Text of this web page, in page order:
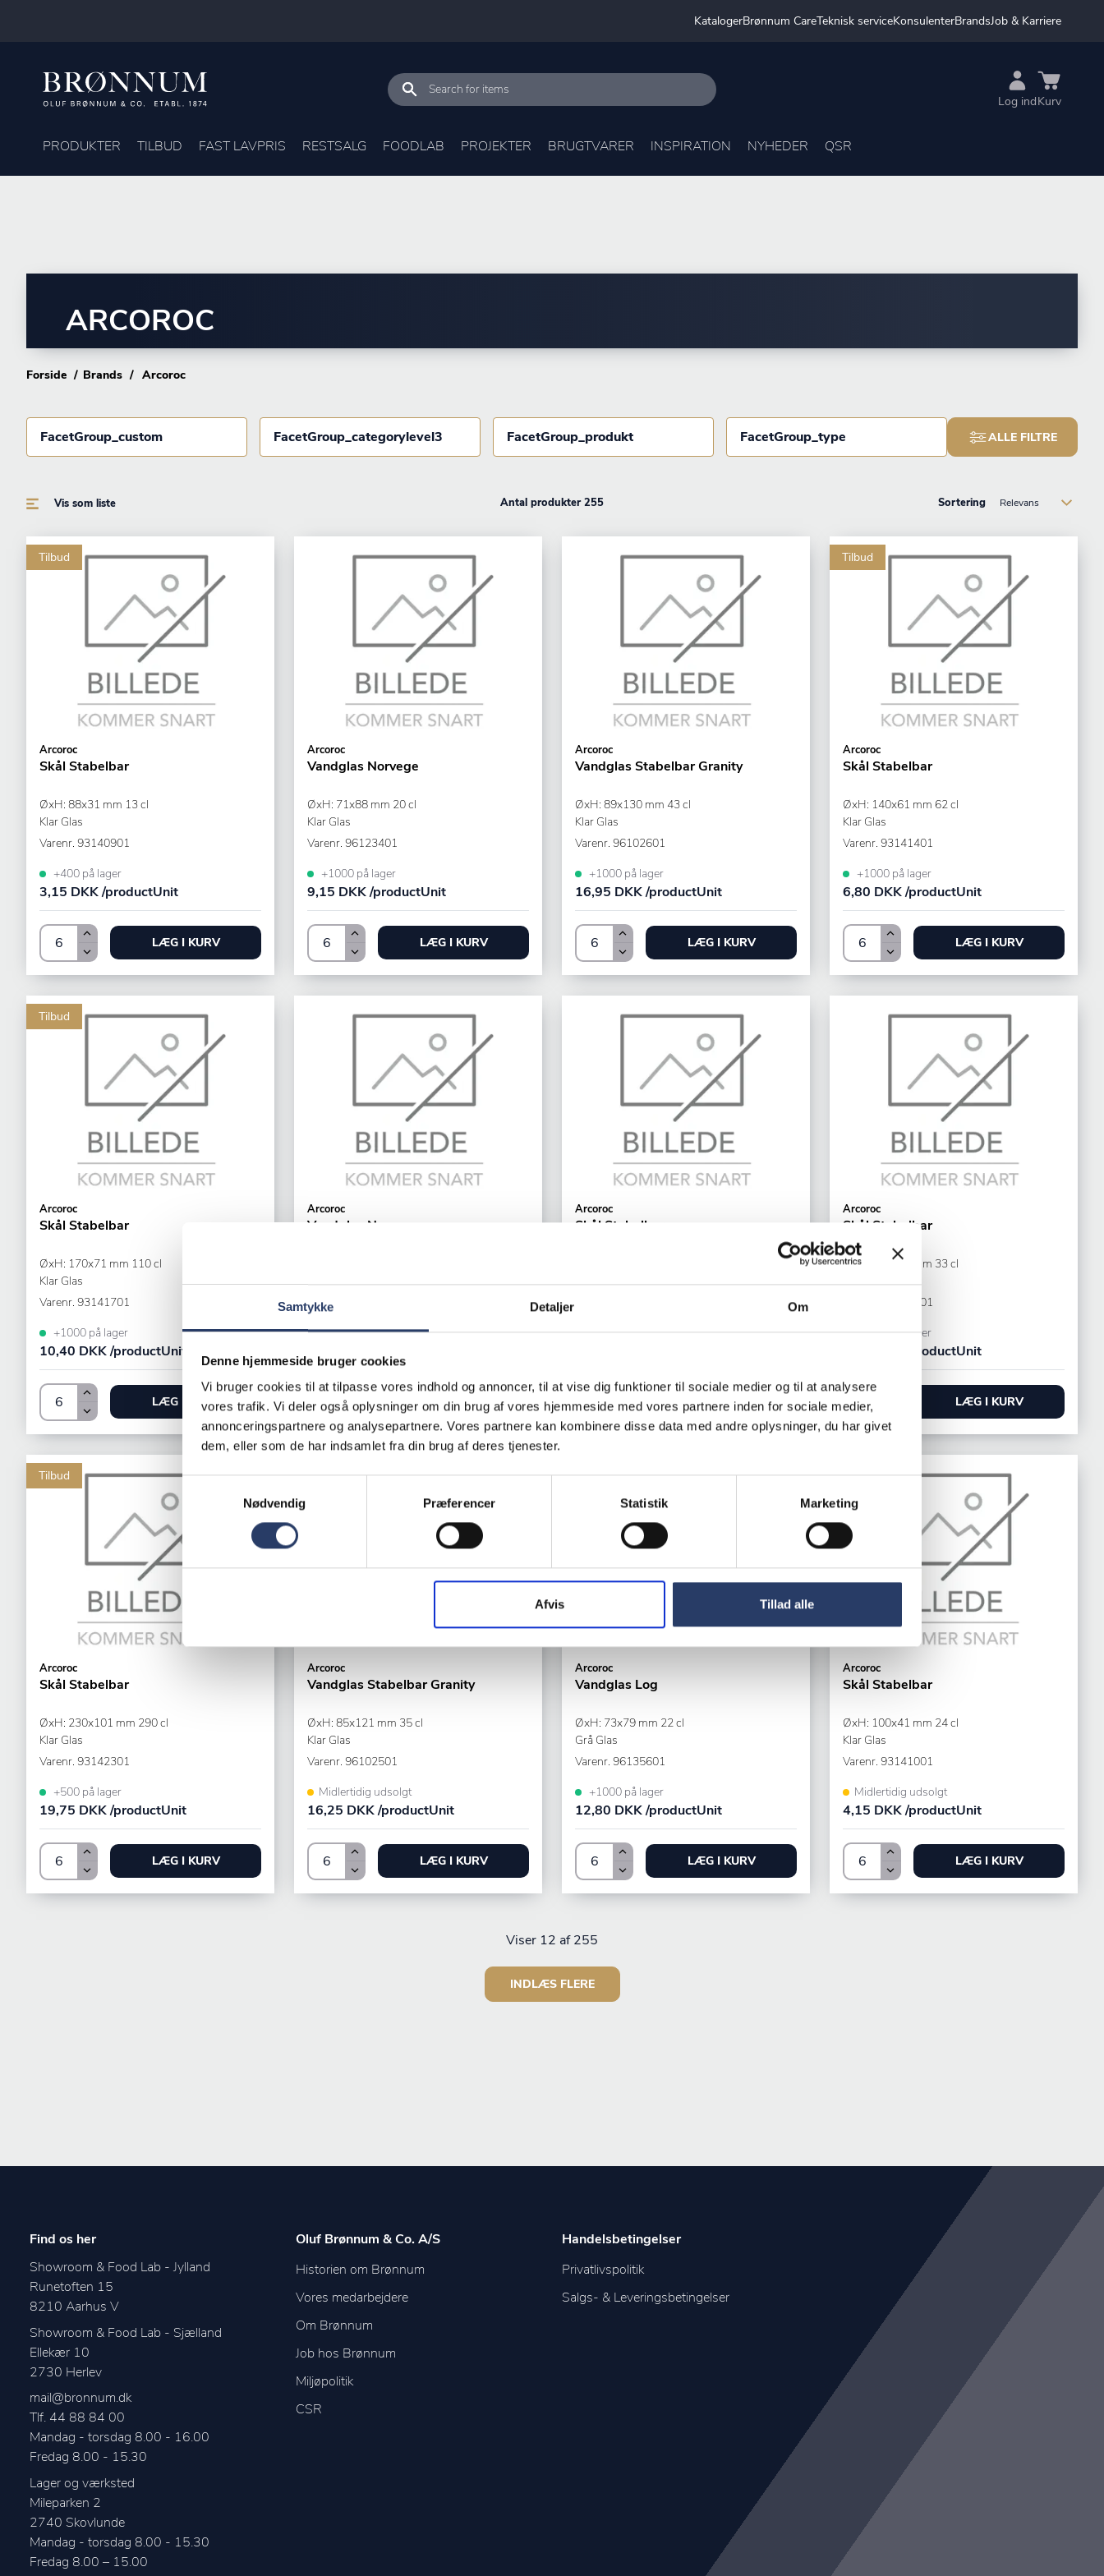
Samtykke Detaljer Om
Denne hjemmeside bruger cookies
Vi bruger cookies til at tilpasse vores indhold og annoncer, til at vise dig funktioner til sociale medier og til at analysere
vores trafik. Vi deler også oplysninger om din brug af vores hjemmeside med vores partnere inden for sociale medier,
annonceringspartnere og analysepartnere. Vores partnere kan kombinere disse data med andre oplysninger, du har givet
dem, eller som de har indsamlet fra din brug af deres tjenester.
Nødvendig
Præferencer Statistik Marketing
Afvis Tillad alle
KatalogerBrønnum CareTeknisk serviceKonsulenterBrandsJob & Karriere
Log indKurv
PRODUKTER TILBUD FAST LAVPRIS RESTSALG FOODLAB PROJEKTER BRUGTVARER INSPIRATION NYHEDER QSR
ARCOROC
Forside Brands Arcoroc
FacetGroup_custom FacetGroup_categorylevel3 FacetGroup_produkt FacetGroup_type ALLE FILTRE
Vis som liste Antal produkter 255 Sortering
Tilbud
Arcoroc
Skål Stabelbar
ØxH: 88x31 mm 13 cl
Klar Glas
Varenr. 93140901
+400 på lager
3,15 DKK /productUnit
LÆG I KURV
Arcoroc
Vandglas Norvege
ØxH: 71x88 mm 20 cl
Klar Glas
Varenr. 96123401
+1000 på lager
9,15 DKK /productUnit
LÆG I KURV
Arcoroc
Vandglas Stabelbar Granity
ØxH: 89x130 mm 43 cl
Klar Glas
Varenr. 96102601
+1000 på lager
16,95 DKK /productUnit
LÆG I KURV
Tilbud
Arcoroc
Skål Stabelbar
ØxH: 140x61 mm 62 cl
Klar Glas
Varenr. 93141401
+1000 på lager
6,80 DKK /productUnit
LÆG I KURV
Tilbud
Arcoroc
Skål Stabelbar
ØxH: 170x71 mm 110 cl
Klar Glas
Varenr. 93141701
+1000 på lager
10,40 DKK /productUnit
LÆG I KURV
Arcoroc
Vandglas Norvege
Klar Glas
Varenr.
Midlertidig udsolgt
LÆG I KURV
Arcoroc
Skål Stabelbar
Klar Glas
+1000 på lager
LÆG I KURV
Arcoroc
Skål Stabelbar
ØxH: 120x51 mm 33 cl
Klar Glas
93141201
+1000 på lager
9,90 DKK /productUnit
LÆG I KURV
Tilbud
Arcoroc
Skål Stabelbar
ØxH: 230x101 mm 290 cl
Klar Glas
Varenr. 93142301
+500 på lager
19,75 DKK /productUnit
LÆG I KURV
Arcoroc
Vandglas Stabelbar Granity
ØxH: 85x121 mm 35 cl
Klar Glas
Varenr. 96102501
Midlertidig udsolgt
16,25 DKK /productUnit
LÆG I KURV
Arcoroc
Vandglas Log
ØxH: 73x79 mm 22 cl
Grå Glas
Varenr. 96135601
+1000 på lager
12,80 DKK /productUnit
LÆG I KURV
Tilbud
Arcoroc
Skål Stabelbar
ØxH: 100x41 mm 24 cl
Klar Glas
Varenr. 93141001
Midlertidig udsolgt
4,15 DKK /productUnit
LÆG I KURV
Viser 12 af 255
INDLÆS FLERE
Find os her
Showroom & Food Lab - Jylland
Runetoften 15
8210 Aarhus V
Showroom & Food Lab - Sjælland
Ellekær 10
2730 Herlev
mail@bronnum.dk
Tlf. 44 88 84 00
Mandag - torsdag 8.00 - 16.00
Fredag 8.00 - 15.30
Lager og værksted
Mileparken 2
2740 Skovlunde
Mandag - torsdag 8.00 - 15.30
Oluf Brønnum & Co. A/S
Historien om Brønnum
Vores medarbejdere
Om Brønnum
Job hos Brønnum
Miljøpolitik
CSR
Handelsbetingelser
Privatlivspolitik
Salgs- & Leveringsbetingelser